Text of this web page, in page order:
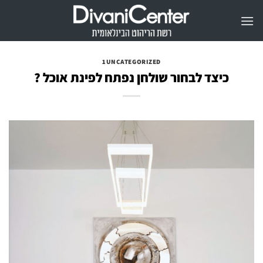
1UNCATEGORIZED
כיצד לבחור שולחן נפתח לפינת אוכל ?